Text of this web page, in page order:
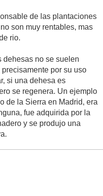
de las plantaciones
son muy rentables, mas
rio.
dehesas no se suelen
por su uso
si una dehesa es
se regenera. Un ejemplo
de la Sierra en Madrid, era
fue adquirida por la
y se produjo una